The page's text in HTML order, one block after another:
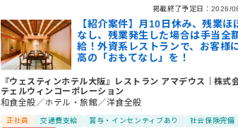
掲載終了予定日： 2026/
【紹介案件】月10日休み、残業ほ
なし、残業発生した場合は手当全
給！外資系レストランで、お客様
高の「おもてなし」を！
『ウェスティンホテル大阪』レストラン アマデウス ｜株式
テェルウィンコーポレーション
和食全般／ホテル・旅館／洋食全般
正社員 交通費支給 賞与・インセンティブあり
社会保険完備